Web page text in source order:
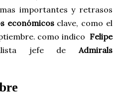
importantes y retrasos
económicosclave, como el
como indico Felipe
jefe deAdmirals